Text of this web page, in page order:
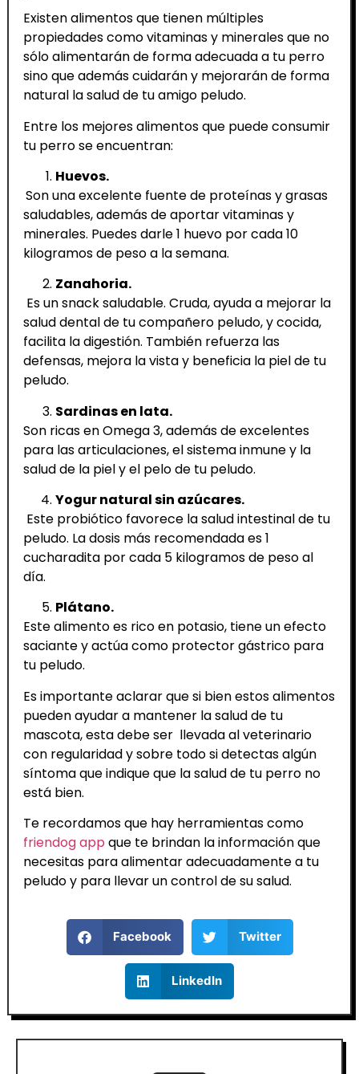
Existen alimentos que tienen múltiples
propiedades como vitaminas y minerales que no
sólo alimentarán de forma adecuada a tu perro
sino que además cuidarán y mejorarán de forma
natural la salud de tu amigo peludo.
Entre los mejores alimentos que puede consumir
tu perro se encuentran:
Huevos.
Son una excelente fuente de proteínas y grasas
saludables, además de aportar vitaminas y
minerales. Puedes darle 1 huevo por cada 10
kilogramos de peso a la semana.
Zanahoria.
Es un snack saludable. Cruda, ayuda a mejorar la
salud dental de tu compañero peludo, y cocida,
facilita la digestión. También refuerza las
defensas, mejora la vista y beneficia la piel de tu
peludo.
Sardinas en lata.
Son ricas en Omega 3, además de excelentes
para las articulaciones, el sistema inmune y la
salud de la piel y el pelo de tu peludo.
Yogur natural sin azúcares.
Este probiótico favorece la salud intestinal de tu
peludo. La dosis más recomendada es 1
cucharadita por cada 5 kilogramos de peso al
día.
Plátano.
Este alimento es rico en potasio, tiene un efecto
saciante y actúa como protector gástrico para
tu peludo.
Es importante aclarar que si bien estos alimentos
pueden ayudar a mantener la salud de tu
mascota, esta debe ser llevada al veterinario
con regularidad y sobre todo si detectas algún
síntoma que indique que la salud de tu perro no
está bien.
Te recordamos que hay herramientas como
friendog app que te brindan la información que
necesitas para alimentar adecuadamente a tu
peludo y para llevar un control de su salud.
Facebook Twitter
LinkedIn